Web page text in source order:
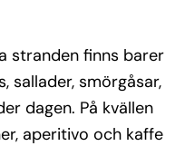
stranden finns barer
sallader, smörgåsar,
dagen. På kvällen
aperitivo och kaffe